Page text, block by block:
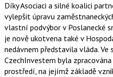
Díky Asociaci a silné koalici
vylepšit úpravu
vlastní podvýbor v Poslanecké
je nově ukotvena také v
nedávnem představila vláda. Ve
CzechInvestem byla
prostředí, na jejímž základě